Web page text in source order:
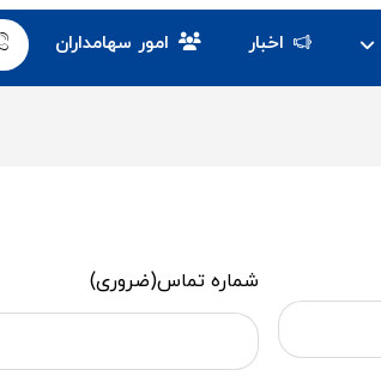
اخبار امور سهامداران
شماره تماس(ضروری)